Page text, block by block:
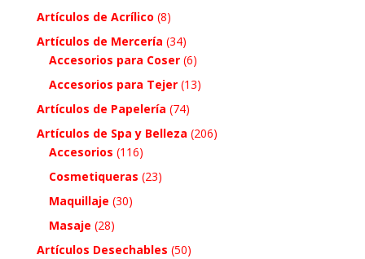
Artículos de Acrílico (8)
Artículos de Mercería (34)
Accesorios para Coser (6)
Accesorios para Tejer (13)
Artículos de Papelería (74)
Artículos de Spa y Belleza (206)
Accesorios (116)
Cosmetiqueras (23)
Maquillaje (30)
Masaje (28)
Artículos Desechables (50)